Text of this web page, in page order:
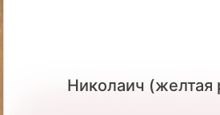
Николаич (желтая